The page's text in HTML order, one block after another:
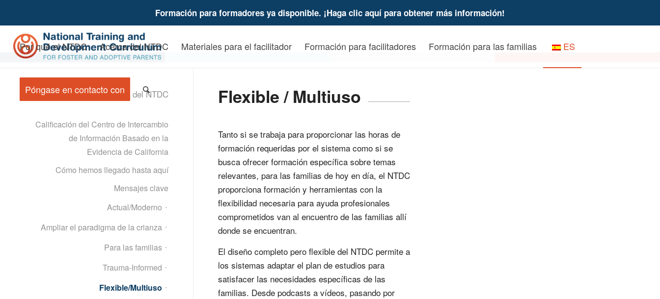
Formación para formadores ya disponible. ¡Haga clic aquí para obtener más información!
Por qué el NTDC Acerca del NTDC Materiales para el facilitador Formación para facilitadores Formación para las familias ES
Póngase en contacto con Flexible / Multiuso
Tanto si se trabaja para proporcionar las horas de
formación requeridas por el sistema como si se
busca ofrecer formación específica sobre temas
relevantes, para las familias de hoy en día, el NTDC
proporciona formación y herramientas con la
flexibilidad necesaria para ayudaprofesionales
comprometidos van al encuentro de las familias allí
donde se encuentran.
El diseño completo pero flexible del NTDC permite a
los sistemas adaptar el plan de estudios para
satisfacer las necesidades específicas de las
familias. Desde podcasts a vídeos, pasando por
Acerca del NTDC
Calificación del Centro de Intercambio
de Información Basado en la
Evidencia de California
Cómo hemos llegado hasta aquí
Mensajes clave
Actual/Moderno
Ampliar el paradigma de la crianza
Para las familias
Trauma-Informed
Flexible/Multiuso